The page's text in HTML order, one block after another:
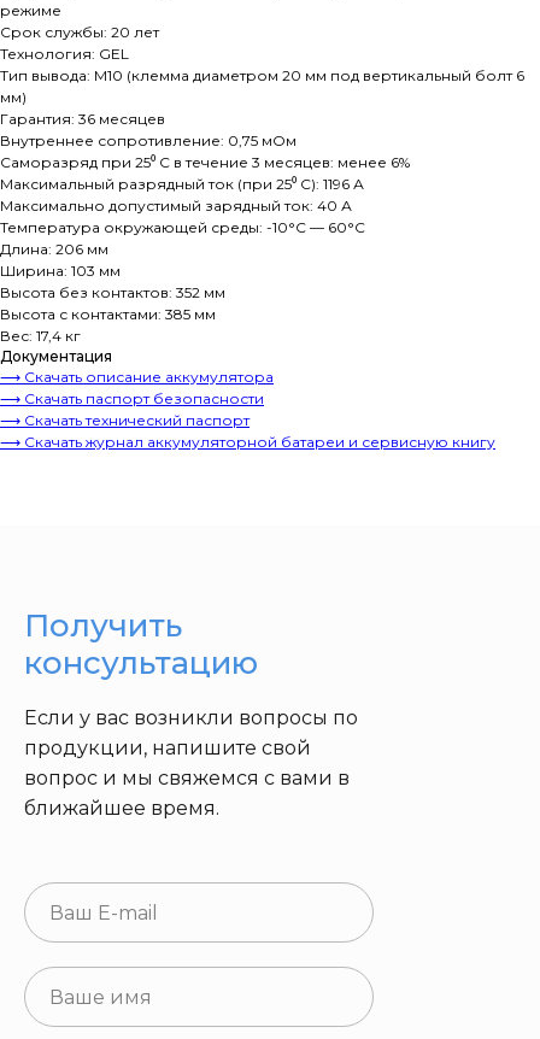
режиме
Срок службы: 20 лет
Технология: GEL
Тип вывода: M10 (клемма диаметром 20 мм под вертикальный болт 6
мм)
Гарантия: 36 месяцев
Внутреннее сопротивление: 0,75 мОм
Саморазряд при 25⁰ С в течение 3 месяцев: менее 6%
Максимальный разрядный ток (при 25⁰ С): 1196 А
Максимально допустимый зарядный ток: 40 А
Температура окружающей среды: -10°C — 60°C
Длина: 206 мм
Ширина: 103 мм
Высота без контактов: 352 мм
Высота с контактами: 385 мм
Вес: 17,4 кг
Документация
⟶ Скачать описание аккумулятора
⟶ Скачать паспорт безопасности
⟶ Скачать технический паспорт
⟶ Скачать журнал аккумуляторной батареи и сервисную книгу
Если у вас возникли вопросы по
продукции, напишите свой
вопрос и мы свяжемся с вами в
ближайшее время.
Получить
консультацию